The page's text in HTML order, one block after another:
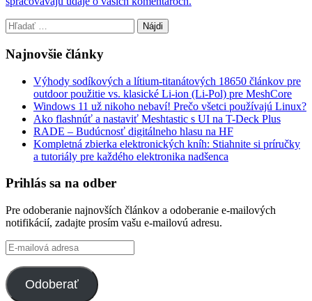
Hľadať:
Najnovšie články
Výhody sodíkových a lítium-titanátových 18650 článkov pre
outdoor použitie vs. klasické Li-ion (Li-Pol) pre MeshCore
Windows 11 už nikoho nebaví! Prečo všetci používajú Linux?
Ako flashnúť a nastaviť Meshtastic s UI na T-Deck Plus
RADE – Budúcnosť digitálneho hlasu na HF
Kompletná zbierka elektronických kníh: Stiahnite si príručky
a tutoriály pre každého elektronika nadšenca
Prihlás sa na odber
Pre odoberanie najnovších článkov a odoberanie e-mailových
notifikácií, zadajte prosím vašu e-mailovú adresu.
E-
mailová
adresa
Odoberať